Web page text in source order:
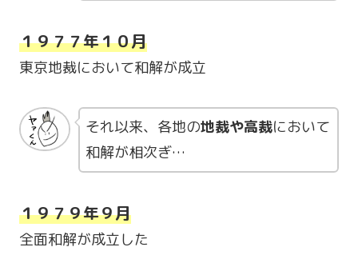
１９７７年１０月
東京地裁において和解が成立
それ以来、各地の地裁や高裁において
和解が相次ぎ…
１９７９年９月
全面和解が成立した